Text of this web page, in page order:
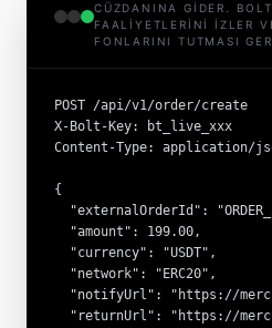
CÜZDANINA GIDER.
FAALIYETLERINI IZLER
FONLARINI TUTMASI
POST /api/v1/order/create
X-Bolt-Key: bt_live_xxx
Content-Type: application/
{
"externalOrderId":
  "amount": 199.00,
  "currency": "USDT",
  "network": "ERC20",
"notifyUrl": "https://
"returnUrl": "https://